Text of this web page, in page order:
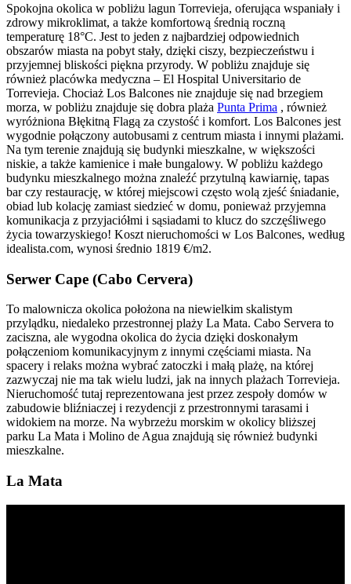
Spokojna okolica w pobliżu lagun Torrevieja, oferująca wspaniały i
zdrowy mikroklimat, a także komfortową średnią roczną
temperaturę 18°C. Jest to jeden z najbardziej odpowiednich
obszarów miasta na pobyt stały, dzięki ciszy, bezpieczeństwu i
przyjemnej bliskości piękna przyrody. W pobliżu znajduje się
również placówka medyczna – El Hospital Universitario de
Torrevieja. Chociaż Los Balcones nie znajduje się nad brzegiem
morza, w pobliżu znajduje się dobra plaża Punta Prima , również
wyróżniona Błękitną Flagą za czystość i komfort. Los Balcones jest
wygodnie połączony autobusami z centrum miasta i innymi plażami.
Na tym terenie znajdują się budynki mieszkalne, w większości
niskie, a także kamienice i małe bungalowy. W pobliżu każdego
budynku mieszkalnego można znaleźć przytulną kawiarnię, tapas
bar czy restaurację, w której miejscowi często wolą zjeść śniadanie,
obiad lub kolację zamiast siedzieć w domu, ponieważ przyjemna
komunikacja z przyjaciółmi i sąsiadami to klucz do szczęśliwego
życia towarzyskiego! Koszt nieruchomości w Los Balcones, według
idealista.com, wynosi średnio 1819 €/m2.
Serwer Cape (Cabo Cervera)
To malownicza okolica położona na niewielkim skalistym
przylądku, niedaleko przestronnej plaży La Mata. Cabo Servera to
zaciszna, ale wygodna okolica do życia dzięki doskonałym
połączeniom komunikacyjnym z innymi częściami miasta. Na
spacery i relaks można wybrać zatoczki i małą plażę, na której
zazwyczaj nie ma tak wielu ludzi, jak na innych plażach Torrevieja.
Nieruchomość tutaj reprezentowana jest przez zespoły domów w
zabudowie bliźniaczej i rezydencji z przestronnymi tarasami i
widokiem na morze. Na wybrzeżu morskim w okolicy bliższej
parku La Mata i Molino de Agua znajdują się również budynki
mieszkalne.
La Mata